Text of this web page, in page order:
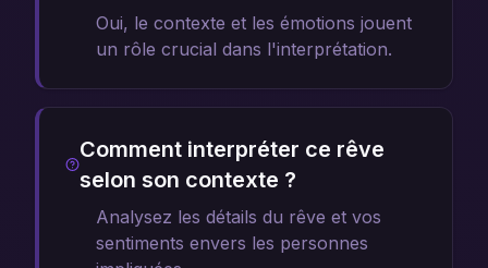
Oui, le contexte et les émotions jouent
un rôle crucial dans l'interprétation.
Comment interpréter ce rêve
selon son contexte ?
Analysez les détails du rêve et vos
sentiments envers les personnes